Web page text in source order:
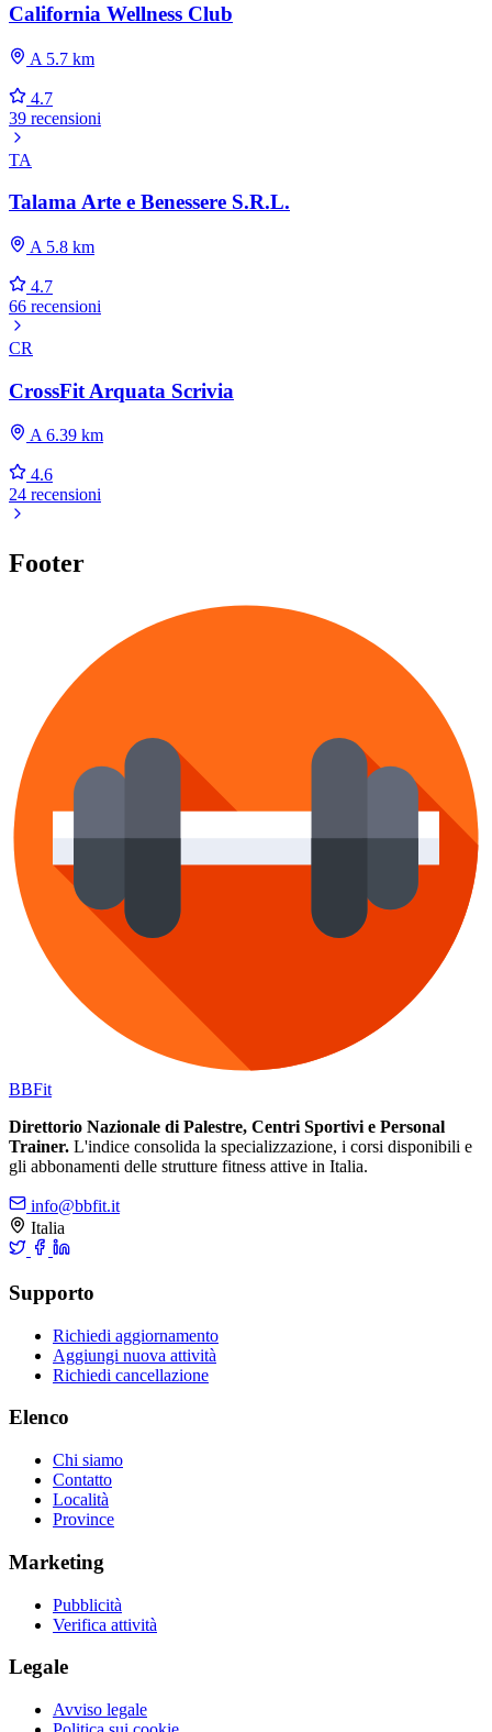
California Wellness Club
A 5.7 km
4.7
39 recensioni
TA
Talama Arte e Benessere S.R.L.
A 5.8 km
4.7
66 recensioni
CR
CrossFit Arquata Scrivia
A 6.39 km
4.6
24 recensioni
Footer
BBFit
Direttorio Nazionale di Palestre, Centri Sportivi e Personal
Trainer. L'indice consolida la specializzazione, i corsi disponibili e
gli abbonamenti delle strutture fitness attive in Italia.
info@bbfit.it
Italia
Supporto
Richiedi aggiornamento
Aggiungi nuova attività
Richiedi cancellazione
Elenco
Chi siamo
Contatto
Località
Province
Marketing
Pubblicità
Verifica attività
Legale
Avviso legale